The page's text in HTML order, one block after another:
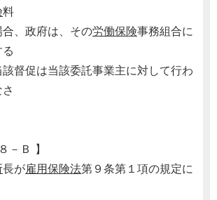
料
、政府は、その労働保険事務組合に
督促は当該委託事業主に対して行わ
－Ｂ 】
長が雇用保険法第９条第１項の規定に